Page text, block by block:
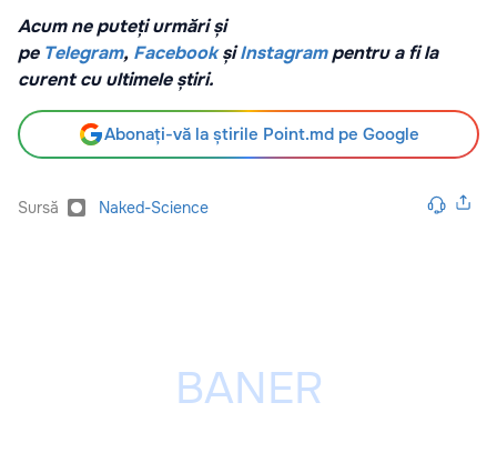
Acum ne puteți urmări și
pe Telegram, FacebookșiInstagrampentru a fi la
curent cu ultimele știri.
Abonați-vă la știrile Point.md pe Google
Sursă Naked-Science